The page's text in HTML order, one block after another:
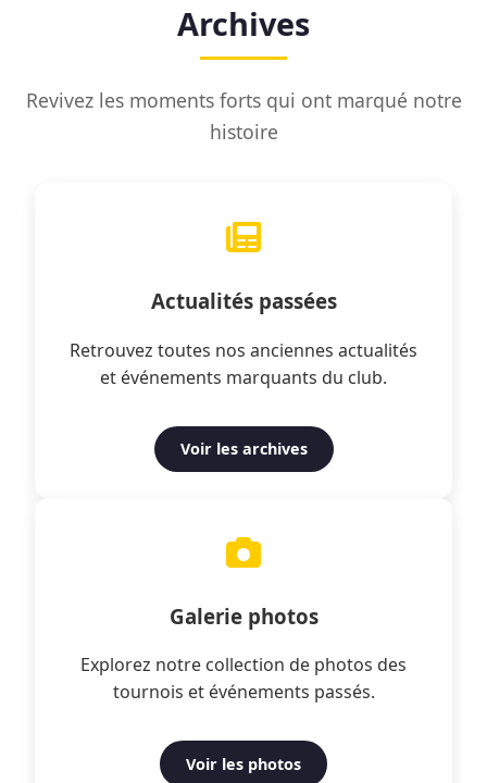
Archives
Revivez les moments forts qui ont marqué notre
histoire
Actualités passées
Retrouvez toutes nos anciennes actualités
et événements marquants du club.
Voir les archives
Galerie photos
Explorez notre collection de photos des
tournois et événements passés.
Voir les photos